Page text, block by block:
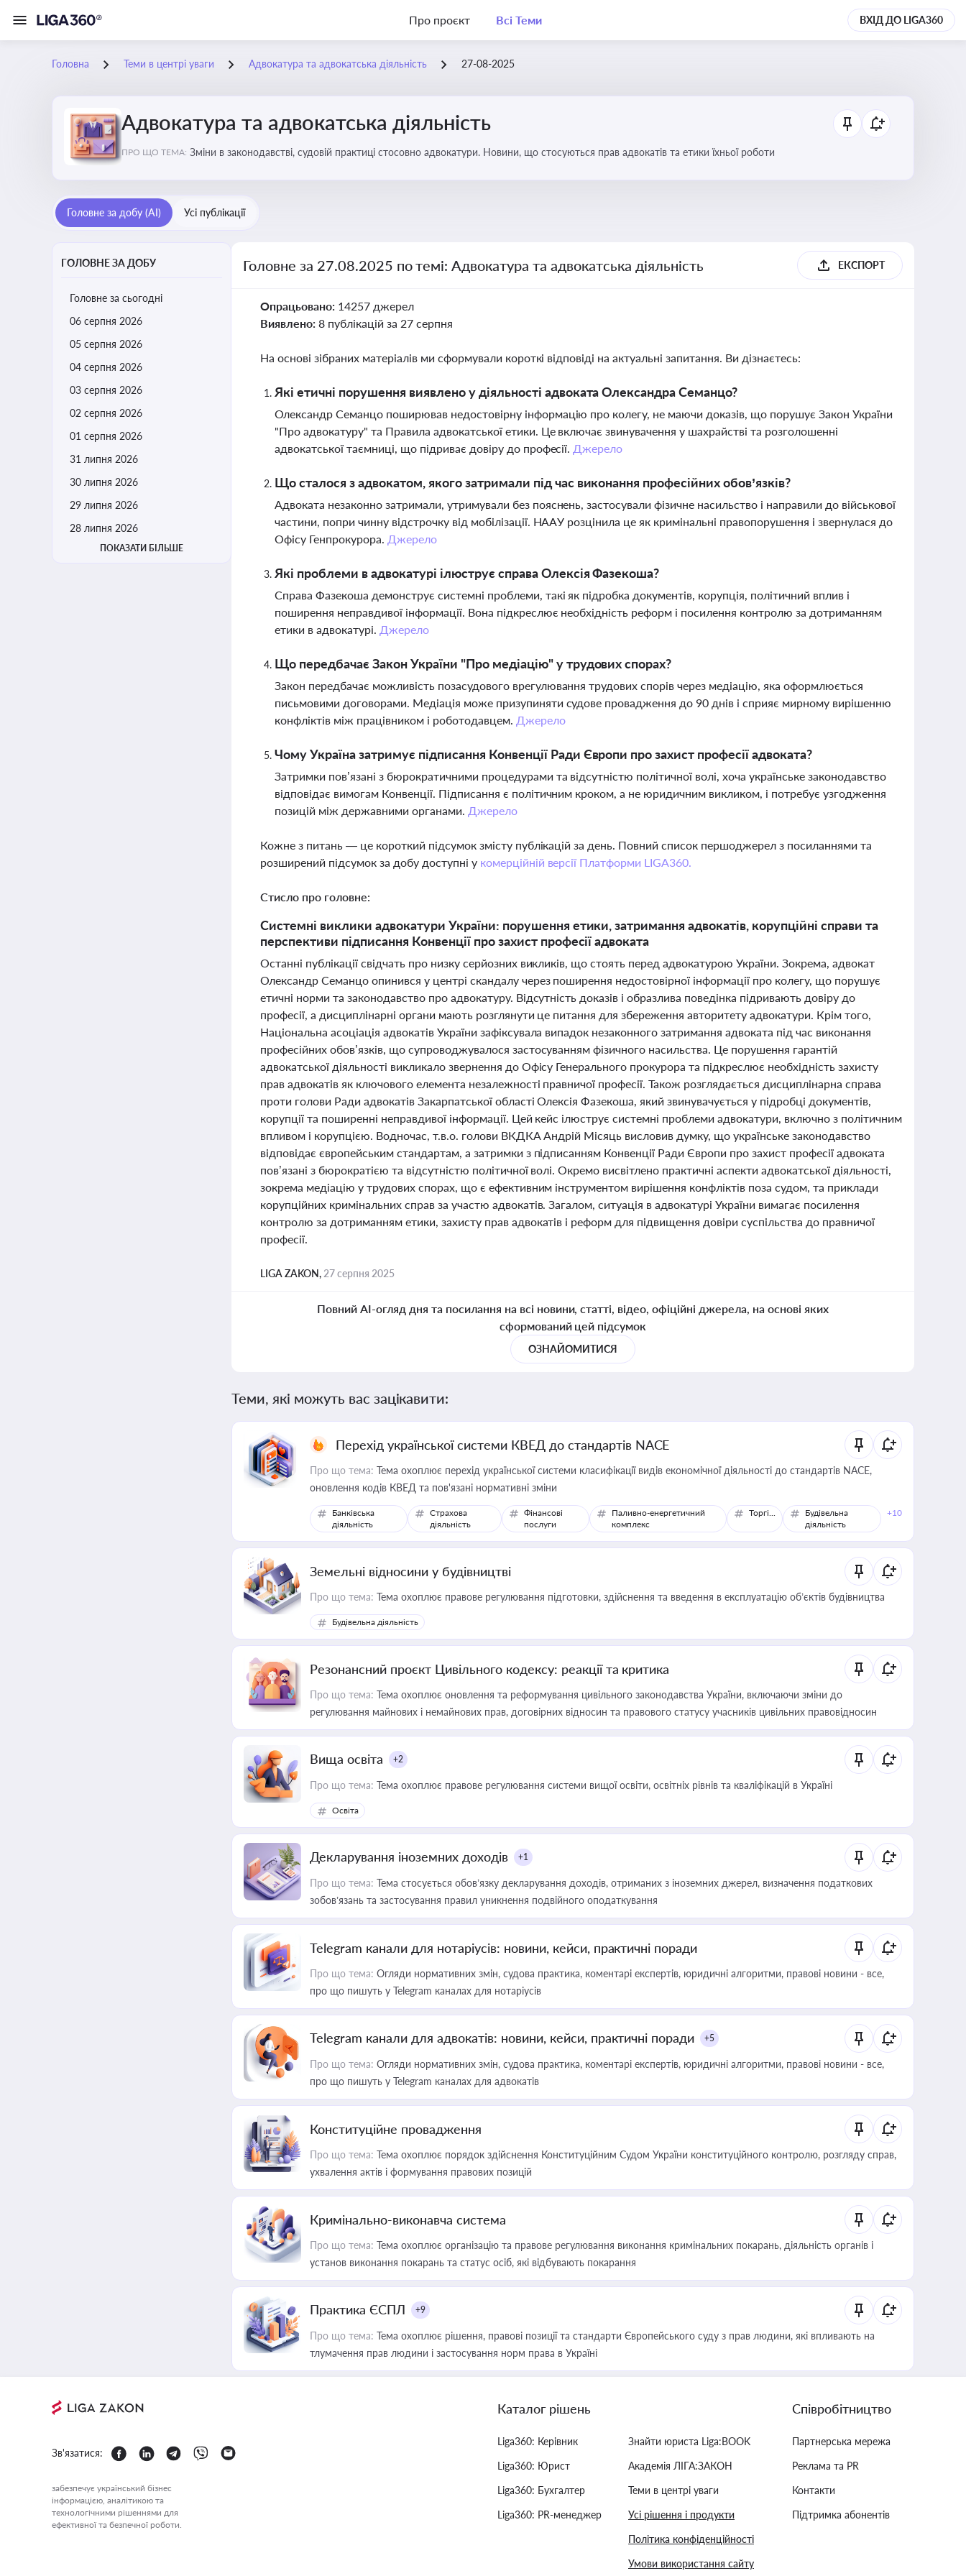
Про проєкт Всі Теми ВХІД ДО LIGA360
Головна Теми в центрі уваги Адвокатура та адвокатська діяльність 27-08-2025
Адвокатура та адвокатська діяльність
ПРО ЩО ТЕМА: Зміни в законодавстві, судовій практиці стосовно адвокатури. Новини, що стосуються прав адвокатів та етики їхньої роботи
Головне за добу (AI) Усі публікації
ГОЛОВНЕ ЗА ДОБУ
Головне за сьогодні
06 серпня 2026
05 серпня 2026
04 серпня 2026
03 серпня 2026
02 серпня 2026
01 серпня 2026
31 липня 2026
30 липня 2026
29 липня 2026
28 липня 2026
ПОКАЗАТИ БІЛЬШЕ
Головне за 27.08.2025 по темі: Адвокатура та адвокатська діяльність ЕКСПОРТ
Опрацьовано: 14257 джерел
Виявлено: 8 публікацій за 27 серпня
На основі зібраних матеріалів ми сформували короткі відповіді на актуальні запитання. Ви дізнаєтесь:
Які етичні порушення виявлено у діяльності адвоката Олександра Семанцо?
Олександр Семанцо поширював недостовірну інформацію про колегу, не маючи доказів, що порушує Закон України
"Про адвокатуру" та Правила адвокатської етики. Це включає звинувачення у шахрайстві та розголошенні
адвокатської таємниці, що підриває довіру до професії. Джерело
Що сталося з адвокатом, якого затримали під час виконання професійних обов’язків?
Адвоката незаконно затримали, утримували без пояснень, застосували фізичне насильство і направили до військової
частини, попри чинну відстрочку від мобілізації. НААУ розцінила це як кримінальні правопорушення і звернулася до
Офісу Генпрокурора. Джерело
Які проблеми в адвокатурі ілюструє справа Олексія Фазекоша?
Справа Фазекоша демонструє системні проблеми, такі як підробка документів, корупція, політичний вплив і
поширення неправдивої інформації. Вона підкреслює необхідність реформ і посилення контролю за дотриманням
етики в адвокатурі. Джерело
Що передбачає Закон України "Про медіацію" у трудових спорах?
Закон передбачає можливість позасудового врегулювання трудових спорів через медіацію, яка оформлюється
письмовими договорами. Медіація може призупиняти судове провадження до 90 днів і сприяє мирному вирішенню
конфліктів між працівником і роботодавцем. Джерело
Чому Україна затримує підписання Конвенції Ради Європи про захист професії адвоката?
Затримки пов’язані з бюрократичними процедурами та відсутністю політичної волі, хоча українське законодавство
відповідає вимогам Конвенції. Підписання є політичним кроком, а не юридичним викликом, і потребує узгодження
позицій між державними органами. Джерело
Кожне з питань — це короткий підсумок змісту публікацій за день. Повний список першоджерел з посиланнями та
розширений підсумок за добу доступні у комерційній версії Платформи LIGA360.
Стисло про головне:
Системні виклики адвокатури України: порушення етики, затримання адвокатів, корупційні справи та
перспективи підписання Конвенції про захист професії адвоката
Останні публікації свідчать про низку серйозних викликів, що стоять перед адвокатурою України. Зокрема, адвокат
Олександр Семанцо опинився у центрі скандалу через поширення недостовірної інформації про колегу, що порушує
етичні норми та законодавство про адвокатуру. Відсутність доказів і образлива поведінка підривають довіру до
професії, а дисциплінарні органи мають розглянути це питання для збереження авторитету адвокатури. Крім того,
Національна асоціація адвокатів України зафіксувала випадок незаконного затримання адвоката під час виконання
професійних обов’язків, що супроводжувалося застосуванням фізичного насильства. Це порушення гарантій
адвокатської діяльності викликало звернення до Офісу Генерального прокурора та підкреслює необхідність захисту
прав адвокатів як ключового елемента незалежності правничої професії. Також розглядається дисциплінарна справа
проти голови Ради адвокатів Закарпатської області Олексія Фазекоша, який звинувачується у підробці документів,
корупції та поширенні неправдивої інформації. Цей кейс ілюструє системні проблеми адвокатури, включно з політичним
впливом і корупцією. Водночас, т.в.о. голови ВКДКА Андрій Місяць висловив думку, що українське законодавство
відповідає європейським стандартам, а затримки з підписанням Конвенції Ради Європи про захист професії адвоката
пов’язані з бюрократією та відсутністю політичної волі. Окремо висвітлено практичні аспекти адвокатської діяльності,
зокрема медіацію у трудових спорах, що є ефективним інструментом вирішення конфліктів поза судом, та приклади
корупційних кримінальних справ за участю адвокатів. Загалом, ситуація в адвокатурі України вимагає посилення
контролю за дотриманням етики, захисту прав адвокатів і реформ для підвищення довіри суспільства до правничої
професії.
LIGA ZAKON, 27 серпня 2025
Повний AI-огляд дня та посилання на всі новини, статті, відео, офіційні джерела, на основі яких
сформований цей підсумок
ОЗНАЙОМИТИСЯ
Теми, які можуть вас зацікавити:
Перехід української системи КВЕД до стандартів NACE
Про що тема: Тема охоплює перехід української системи класифікації видів економічної діяльності до стандартів NACE,
оновлення кодів КВЕД та пов'язані нормативні зміни
Банківська
діяльність
Страхова
діяльність
Фінансові
послуги
Паливно-енергетичний
комплекс
Торгівля
Будівельна
діяльність
+10
Земельні відносини у будівництві
Про що тема: Тема охоплює правове регулювання підготовки, здійснення та введення в експлуатацію об’єктів будівництва
Будівельна діяльність
Резонансний проєкт Цивільного кодексу: реакції та критика
Про що тема: Тема охоплює оновлення та реформування цивільного законодавства України, включаючи зміни до
регулювання майнових і немайнових прав, договірних відносин та правового статусу учасників цивільних правовідносин
Вища освіта +2
Про що тема: Тема охоплює правове регулювання системи вищої освіти, освітніх рівнів та кваліфікацій в Україні
Освіта
Декларування іноземних доходів +1
Про що тема: Тема стосується обов’язку декларування доходів, отриманих з іноземних джерел, визначення податкових
зобов’язань та застосування правил уникнення подвійного оподаткування
Telegram канали для нотаріусів: новини, кейси, практичні поради
Про що тема: Огляди нормативних змін, судова практика, коментарі експертів, юридичні алгоритми, правові новини - все,
про що пишуть у Telegram каналах для нотаріусів
Telegram канали для адвокатів: новини, кейси, практичні поради +5
Про що тема: Огляди нормативних змін, судова практика, коментарі експертів, юридичні алгоритми, правові новини - все,
про що пишуть у Telegram каналах для адвокатів
Конституційне провадження
Про що тема: Тема охоплює порядок здійснення Конституційним Судом України конституційного контролю, розгляду справ,
ухвалення актів і формування правових позицій
Кримінально-виконавча система
Про що тема: Тема охоплює організацію та правове регулювання виконання кримінальних покарань, діяльність органів і
установ виконання покарань та статус осіб, які відбувають покарання
Практика ЄСПЛ +9
Про що тема: Тема охоплює рішення, правові позиції та стандарти Європейського суду з прав людини, які впливають на
тлумачення прав людини і застосування норм права в Україні
Зв'язатися:
забезпечує український бізнес
інформацією, аналітикою та
технологічними рішеннями для
ефективної та безпечної роботи.
Каталог рішень
Liga360: Керівник
Liga360: Юрист
Liga360: Бухгалтер
Liga360: PR-менеджер
Знайти юриста Liga:BOOK
Академія ЛІГА:ЗАКОН
Теми в центрі уваги
Усі рішення і продукти
Політика конфіденційності
Умови використання сайту
Співробітництво
Партнерська мережа
Реклама та PR
Контакти
Підтримка абонентів